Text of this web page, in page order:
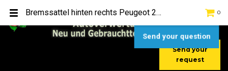
[+49] (0) 2232-5205
[+49] (0) 177 / 4080033
Send your
request
0
Bremssattel hinten rechts Peugeot 2008 Beifahrerseite
Send your question